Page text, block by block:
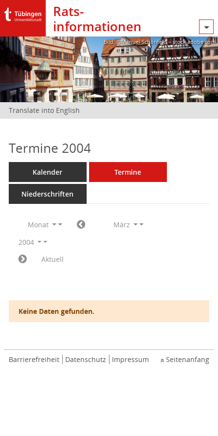
Rats­
informationen
Bild: @Manuel Schönfeld – stock.adobe.com
Translate into English
Termine 2004
Kalender Termine
Niederschriften
Monat
März
2004
Aktuell
Keine Daten gefunden.
Barrierefreiheit Datenschutz Impressum Seitenanfang